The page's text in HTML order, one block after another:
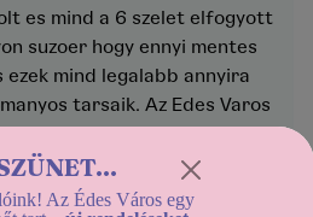
es mind a 6 szelet elfogyott
suzoer hogy ennyi mentes
ezek mind legalabb annyira
tarsaik. Az Edes Varos
szallitasi cimet, csak ajanlani
Az Édes Város egy